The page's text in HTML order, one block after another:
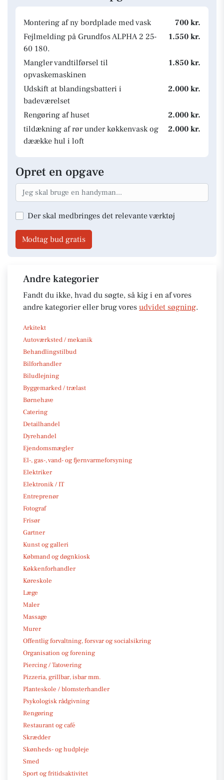
Montering af ny bordplade med vask
700 kr.
Fejlmelding på Grundfos ALPHA 2 25-
60 180.
1.550 kr.
Mangler vandtilførsel til
opvaskemaskinen
1.850 kr.
Udskift at blandingsbatteri i
badeværelset
2.000 kr.
Rengøring af huset
2.000 kr.
tildækning af rør under køkkenvask og
dæække hul i loft
2.000 kr.
Opret en opgave
Der skal medbringes det relevante værktøj
Modtag bud gratis
Andre kategorier
Fandt du ikke, hvad du søgte, så kig i en af vores
andre kategorier eller brug vores udvidet søgning.
Arkitekt
Autoværksted / mekanik
Behandlingstilbud
Bilforhandler
Biludlejning
Byggemarked / trælast
Børnehave
Catering
Detailhandel
Dyrehandel
Ejendomsmægler
El-, gas-, vand- og fjernvarmeforsyning
Elektriker
Elektronik / IT
Entreprenør
Fotograf
Frisør
Gartner
Kunst og galleri
Købmand og døgnkiosk
Køkkenforhandler
Køreskole
Læge
Maler
Massage
Murer
Offentlig forvaltning, forsvar og socialsikring
Organisation og forening
Piercing / Tatovering
Pizzeria, grillbar, isbar mm.
Planteskole / blomsterhandler
Psykologisk rådgivning
Rengøring
Restaurant og café
Skrædder
Skønheds- og hudpleje
Smed
Sport og fritidsaktivitet